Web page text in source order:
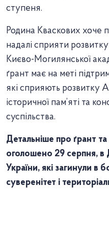
ступеня.
Родина Кваскових хоче
надалі сприяти
Києво-Могилянської
ґрант має на меті
які сприяють розвитку
історичної пам’яті та
суспільства.
Детальніше про ґрант
оголошено 29 серпня, в
України, які загинули в
суверенітет і